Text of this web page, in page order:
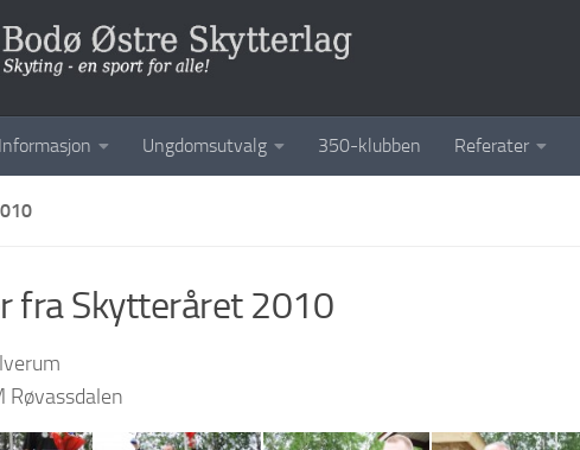
Informasjon Ungdomsutvalg 350-klubben Referater
fra Skytteråret 2010
Røvassdalen